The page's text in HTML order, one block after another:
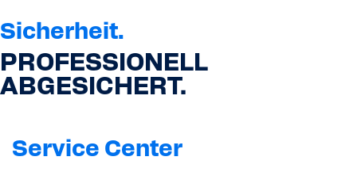
Sicherheit.
PROFESSIONELL
ABGESICHERT.
Service Center